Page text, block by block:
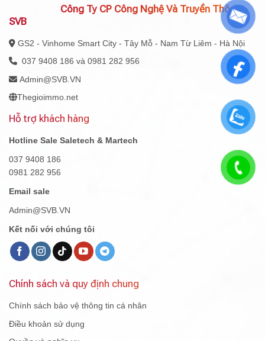
Công Ty CP Công Nghệ Và Truyền Thông
SVB
GS2 - Vinhome Smart City - Tây Mỗ - Nam Từ Liêm - Hà Nội
037 9408 186 và 0981 282 956
Admin@SVB.VN
Thegioimmo.net
Hỗ trợ khách hàng
Hotline Sale Saletech & Martech
037 9408 186
0981 282 956
Email sale
Admin@SVB.VN
Kết nối với chúng tôi
Chính sách và quy định chung
Chính sách bảo vệ thông tin cá nhân
Điều khoản sử dụng